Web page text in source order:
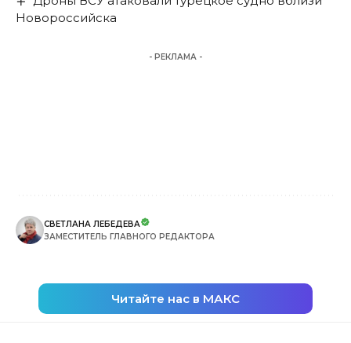
Новороссийска
- РЕКЛАМА -
СВЕТЛАНА ЛЕБЕДЕВА
ЗАМЕСТИТЕЛЬ ГЛАВНОГО РЕДАКТОРА
Читайте нас в МАКС